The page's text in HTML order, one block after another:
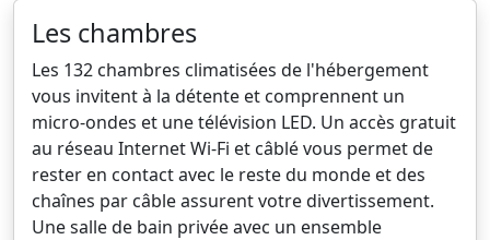
Les chambres
Les 132 chambres climatisées de l'hébergement
vous invitent à la détente et comprennent un
micro-ondes et une télévision LED. Un accès gratuit
au réseau Internet Wi-Fi et câblé vous permet de
rester en contact avec le reste du monde et des
chaînes par câble assurent votre divertissement.
Une salle de bain privée avec un ensemble